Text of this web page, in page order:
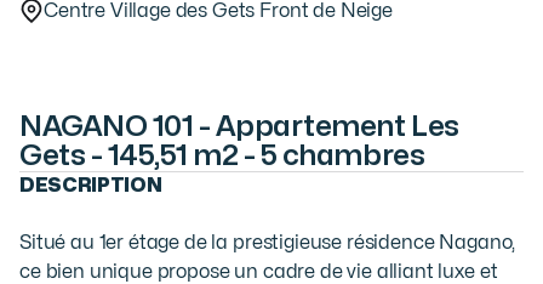
Centre Village des Gets Front de Neige
NAGANO 101 - Appartement Les
Gets - 145,51 m2 - 5 chambres
DESCRIPTION
Situé au 1er étage de la prestigieuse résidence Nagano,
ce bien unique propose un cadre de vie alliant luxe et